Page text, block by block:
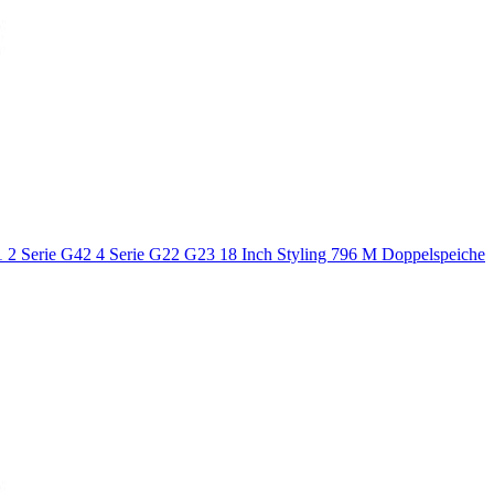
Serie G42 4 Serie G22 G23 18 Inch Styling 796 M Doppelspeiche